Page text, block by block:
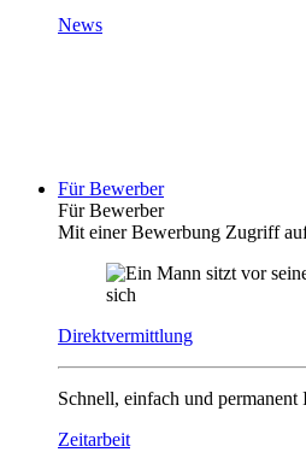
News
Für Bewerber
Für Bewerber
Mit einer Bewerbung Zugriff
Direktvermittlung
Schnell, einfach und permanent
Zeitarbeit